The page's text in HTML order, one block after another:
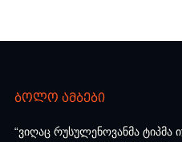
ბოლო ამბები
“ვიღაც რუსულენოვანმა ტიპმა